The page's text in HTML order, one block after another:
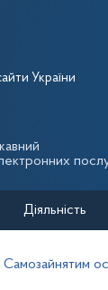
України
Діяльність
Самозайнятим